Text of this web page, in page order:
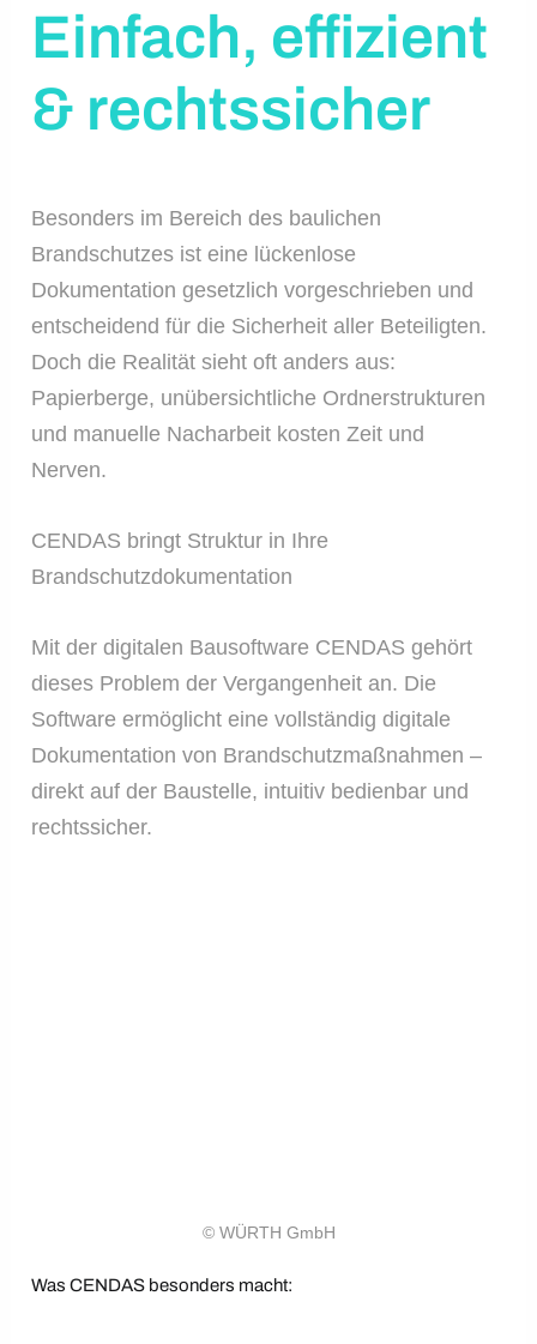
Einfach, effizient
& rechtssicher
Besonders im Bereich des baulichen
Brandschutzes ist eine lückenlose
Dokumentation gesetzlich vorgeschrieben und
entscheidend für die Sicherheit aller Beteiligten.
Doch die Realität sieht oft anders aus:
Papierberge, unübersichtliche Ordnerstrukturen
und manuelle Nacharbeit kosten Zeit und
Nerven.
CENDAS bringt Struktur in Ihre
Brandschutzdokumentation
Mit der digitalen Bausoftware CENDAS gehört
dieses Problem der Vergangenheit an. Die
Software ermöglicht eine vollständig digitale
Dokumentation von Brandschutzmaßnahmen –
direkt auf der Baustelle, intuitiv bedienbar und
rechtssicher.
© WÜRTH GmbH
Was CENDAS besonders macht: